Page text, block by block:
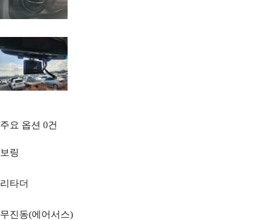
주요 옵션 0건
보링
리타더
무진동(에어서스)